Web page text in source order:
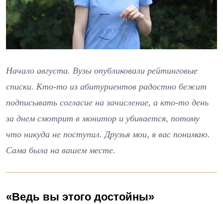
Начало августа. Вузы опубликовали рейтинговые
списки. Кто-то из абитуриентов радостно бежит
подписывать согласие на зачисление, а кто-то день
за днем смотрит в монитор и убивается, потому
что никуда не поступил. Друзья мои, я вас понимаю.
Сама была на вашем месте.
«Ведь вы этого достойны»